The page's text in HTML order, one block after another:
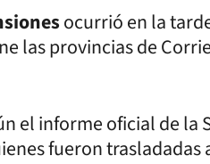
ocurrió en la
las provincias de
el informe oficial de la
fueron trasladadas